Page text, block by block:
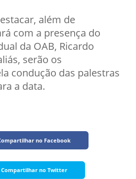
além de
com a presença do
da OAB, Ricardo
serão os
condução das palestras
a data.
no Facebook
Compartilhar no Twitter